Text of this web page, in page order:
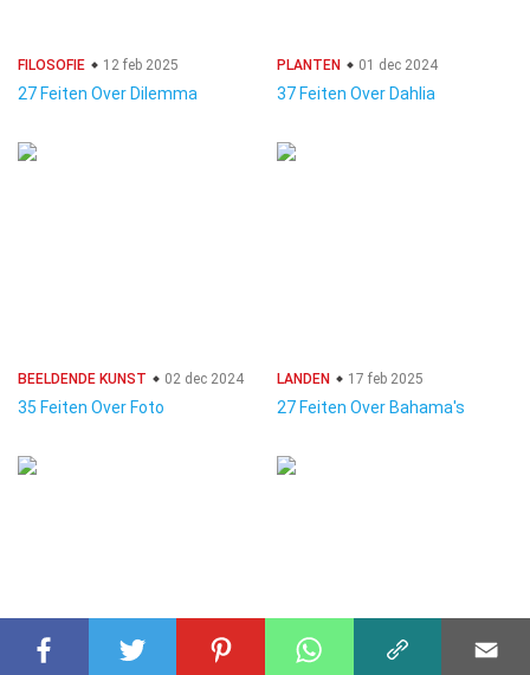
FILOSOFIE 12 feb 2025
27 Feiten Over Dilemma
PLANTEN 01 dec 2024
37 Feiten Over Dahlia
BEELDENDE KUNST 02 dec 2024
35 Feiten Over Foto
LANDEN 17 feb 2025
27 Feiten Over Bahama's